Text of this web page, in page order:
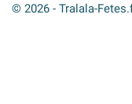
© 2026 - Tralala-